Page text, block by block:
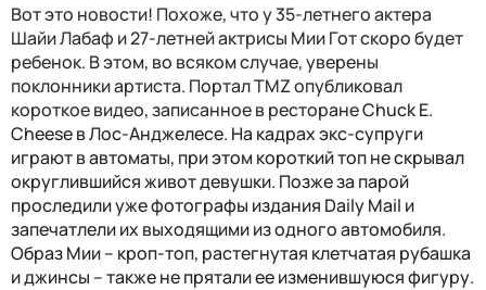
Вот это новости! Похоже, что у 35-летнего актера
Шайи Лабаф и 27-летней актрисы Мии Гот скоро будет
ребенок. В этом, во всяком случае, уверены
поклонники артиста. Портал TMZ опубликовал
короткое видео, записанное в ресторанеChuck E.
Cheese в Лос-Анджелесе. На кадрах экс-супруги
играют в автоматы, при этом короткий топ не скрывал
округлившийся живот девушки. Позже за парой
проследили уже фотографы издания Daily Mail и
запечатлели их выходящими из одного автомобиля.
Образ Мии – кроп-топ, растегнутая клетчатая рубашка
и джинсы – также не прятали ее изменившуюся фигуру.